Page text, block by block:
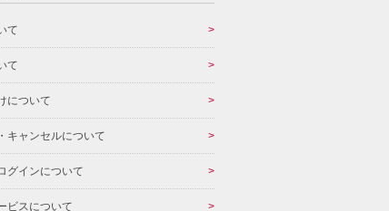
て
て
について
キャンセルについて
グインについて
ビスについて